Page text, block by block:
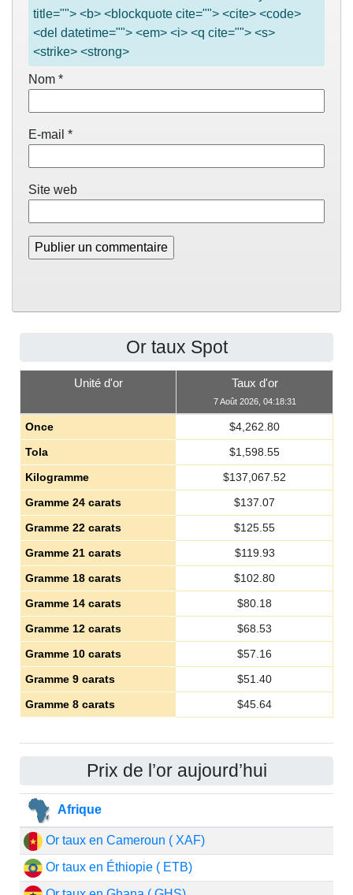
title=""> <b> <blockquote cite=""> <cite> <code>
<del datetime=""> <em> <i> <q cite=""> <s>
<strike> <strong>
Nom *
E-mail *
Site web
Or taux Spot
Unité d'or Taux d'or
7 Août 2026, 04:18:31
Once $4,262.80
Tola
$1,598.55
Kilogramme
$137,067.52
Gramme 24 carats
$137.07
Gramme 22 carats
$125.55
Gramme 21 carats
$119.93
Gramme 18 carats
$102.80
Gramme 14 carats
$80.18
Gramme 12 carats
$68.53
Gramme 10 carats
$57.16
Gramme 9 carats
$51.40
Gramme 8 carats
$45.64
Prix de l’or aujourd’hui
Afrique
Or taux en Cameroun ( XAF)
Or taux en Éthiopie ( ETB)